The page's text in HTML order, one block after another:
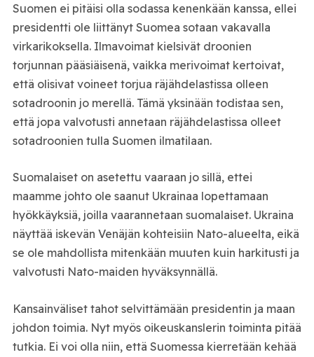
Suomen ei pitäisi olla sodassa kenenkään kanssa, ellei
presidentti ole liittänyt Suomea sotaan vakavalla
virkarikoksella. Ilmavoimat kielsivät droonien
torjunnan pääsiäisenä, vaikka merivoimat kertoivat,
että olisivat voineet torjua räjähdelastissa olleen
sotadroonin jo merellä. Tämä yksinään todistaa sen,
että jopa valvotusti annetaan räjähdelastissa olleet
sotadroonien tulla Suomen ilmatilaan.
Suomalaiset on asetettu vaaraan jo sillä, ettei
maamme johto ole saanut Ukrainaa lopettamaan
hyökkäyksiä, joilla vaarannetaan suomalaiset. Ukraina
näyttää iskevän Venäjän kohteisiin Nato-alueelta, eikä
se ole mahdollista mitenkään muuten kuin harkitusti ja
valvotusti Nato-maiden hyväksynnällä.
Kansainväliset tahot selvittämään presidentin ja maan
johdon toimia. Nyt myös oikeuskanslerin toiminta pitää
tutkia. Ei voi olla niin, että Suomessa kierretään kehää